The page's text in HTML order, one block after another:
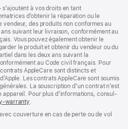
s’ajoutent à vos droits en tant
d’obtenir la réparation ou le
vendeur, des pro­duits non conformes au
suivant leur livraison, conformément au
Vous pouvez égale­ment obtenir le
le produit et obtenir du vendeur ou du
dans les deux ans suivant la
au Code civil français. Pour
AppleCare sont distincts et
Les contrats AppleCare sont soumis
La souscription d’un contrat n’est
appa­reil. Pour plus d’infor­mations, consul­
warranty(s’ouvre
une
.
couver­ture en cas de perte ou de vol